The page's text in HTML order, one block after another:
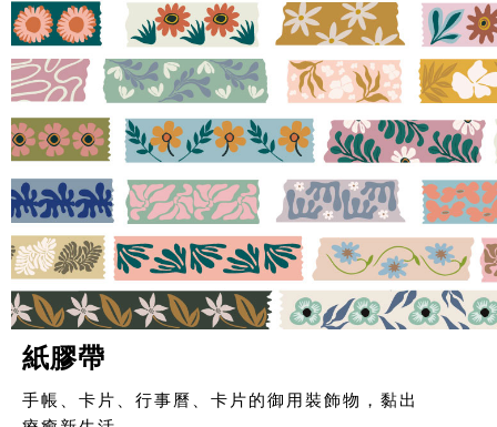
紙膠帶
手帳、卡片、行事曆、卡片的御用裝飾物，黏出